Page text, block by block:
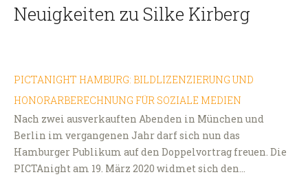
Neuigkeiten zu Silke Kirberg
PICTANIGHT HAMBURG: BILDLIZENZIERUNG UND
HONORARBERECHNUNG FÜR SOZIALE MEDIEN
Nach zwei ausverkauften Abenden in München und
Berlin im vergangenen Jahr darf sich nun das
Hamburger Publikum auf den Doppelvortrag freuen. Die
PICTAnight am 19. März 2020 widmet sich den…